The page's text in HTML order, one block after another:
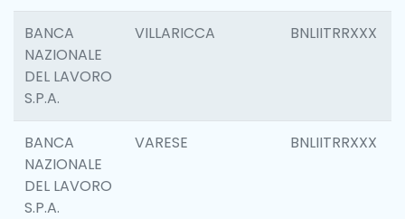
BANCA
NAZIONALE
DEL LAVORO
S.P.A.
VILLARICCA BNLIITRRXXX
BANCA
NAZIONALE
DEL LAVORO
S.P.A.
VARESE BNLIITRRXXX